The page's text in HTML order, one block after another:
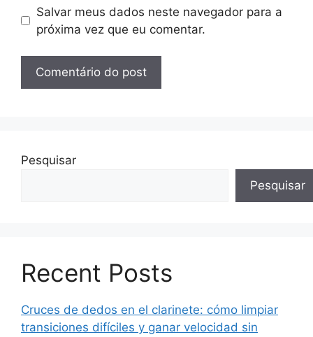
Salvar meus dados neste navegador para a
próxima vez que eu comentar.
Pesquisar
Pesquisar
Recent Posts
Cruces de dedos en el clarinete: cómo limpiar
transiciones difíciles y ganar velocidad sin